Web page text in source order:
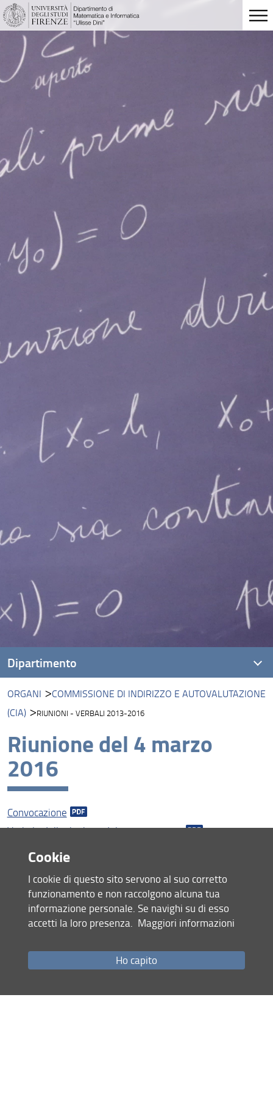
ORGANI
COMMISSIONE DI INDIRIZZO E AUTOVALUTAZIONE
(CIA)
RIUNIONI - VERBALI 2013-2016
Riunione del 4 marzo
2016
Convocazione
Verbale della riunione del 4 marzo 2016
Condividi
Dipartimento
Presentazione DIMAI
Visione
Persone
Organi
Bandi e Avvisi
Biblioteca di Matematica
ultimo aggiornamento
21.01.2021
Cookie
I cookie di questo sito servono al suo corretto
funzionamento e non raccolgono alcuna tua
informazione personale. Se navighi su di esso
accetti la loro presenza. Maggiori informazioni
Ho capito